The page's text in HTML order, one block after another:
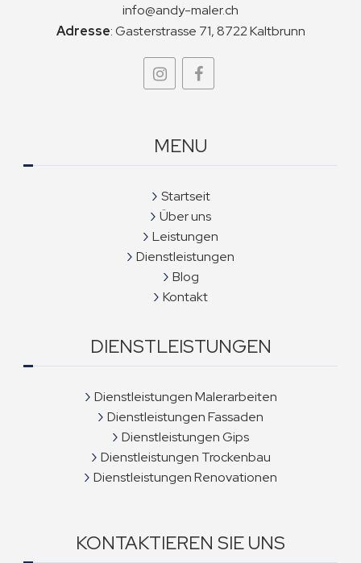
info@andy-maler.ch
Adresse:Gasterstrasse 71, 8722 Kaltbrunn
MENU
Startseit
Über uns
Leistungen
Dienstleistungen
Blog
Kontakt
DIENSTLEISTUNGEN
Dienstleistungen Malerarbeiten
Dienstleistungen Fassaden
Dienstleistungen Gips
Dienstleistungen Trockenbau
Dienstleistungen Renovationen
KONTAKTIEREN SIE UNS